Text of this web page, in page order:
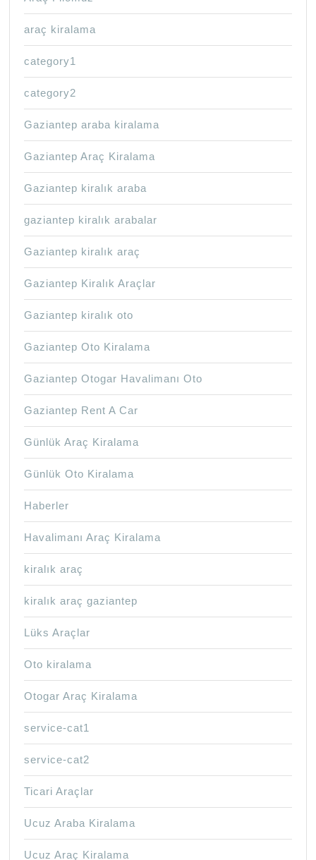
araç kiralama
category1
category2
Gaziantep araba kiralama
Gaziantep Araç Kiralama
Gaziantep kiralık araba
gaziantep kiralık arabalar
Gaziantep kiralık araç
Gaziantep Kiralık Araçlar
Gaziantep kiralık oto
Gaziantep Oto Kiralama
Gaziantep Otogar Havalimanı Oto
Gaziantep Rent A Car
Günlük Araç Kiralama
Günlük Oto Kiralama
Haberler
Havalimanı Araç Kiralama
kiralık araç
kiralık araç gaziantep
Lüks Araçlar
Oto kiralama
Otogar Araç Kiralama
service-cat1
service-cat2
Ticari Araçlar
Ucuz Araba Kiralama
Ucuz Araç Kiralama